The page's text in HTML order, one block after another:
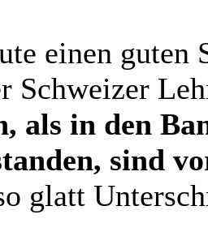
einen guten
Schweizer
als in den
sind
glatt